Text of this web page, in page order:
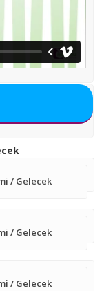
/ Gelecek
/ Gelecek
/ Gelecek